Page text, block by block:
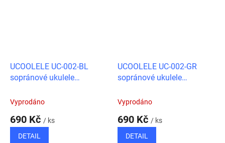
UCOOLELE UC-002-BL
sopránové ukulele
Vyprodáno
690 Kč / ks
DETAIL
UCOOLELE UC-002-GR
sopránové ukulele
Vyprodáno
690 Kč / ks
DETAIL